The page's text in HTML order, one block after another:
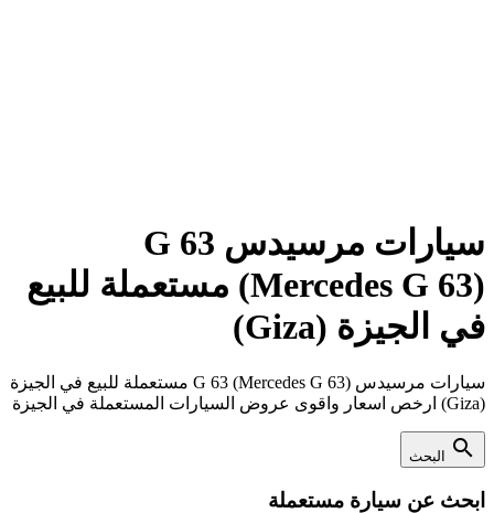
سيارات مرسيدس G 63
(Mercedes G 63) مستعملة للبيع
في الجيزة (Giza)
سيارات مرسيدس G 63 (Mercedes G 63) مستعملة للبيع في الجيزة
(Giza) ارخص اسعار واقوى عروض السيارات المستعملة في الجيزة
search البحث
ابحث عن سيارة مستعملة